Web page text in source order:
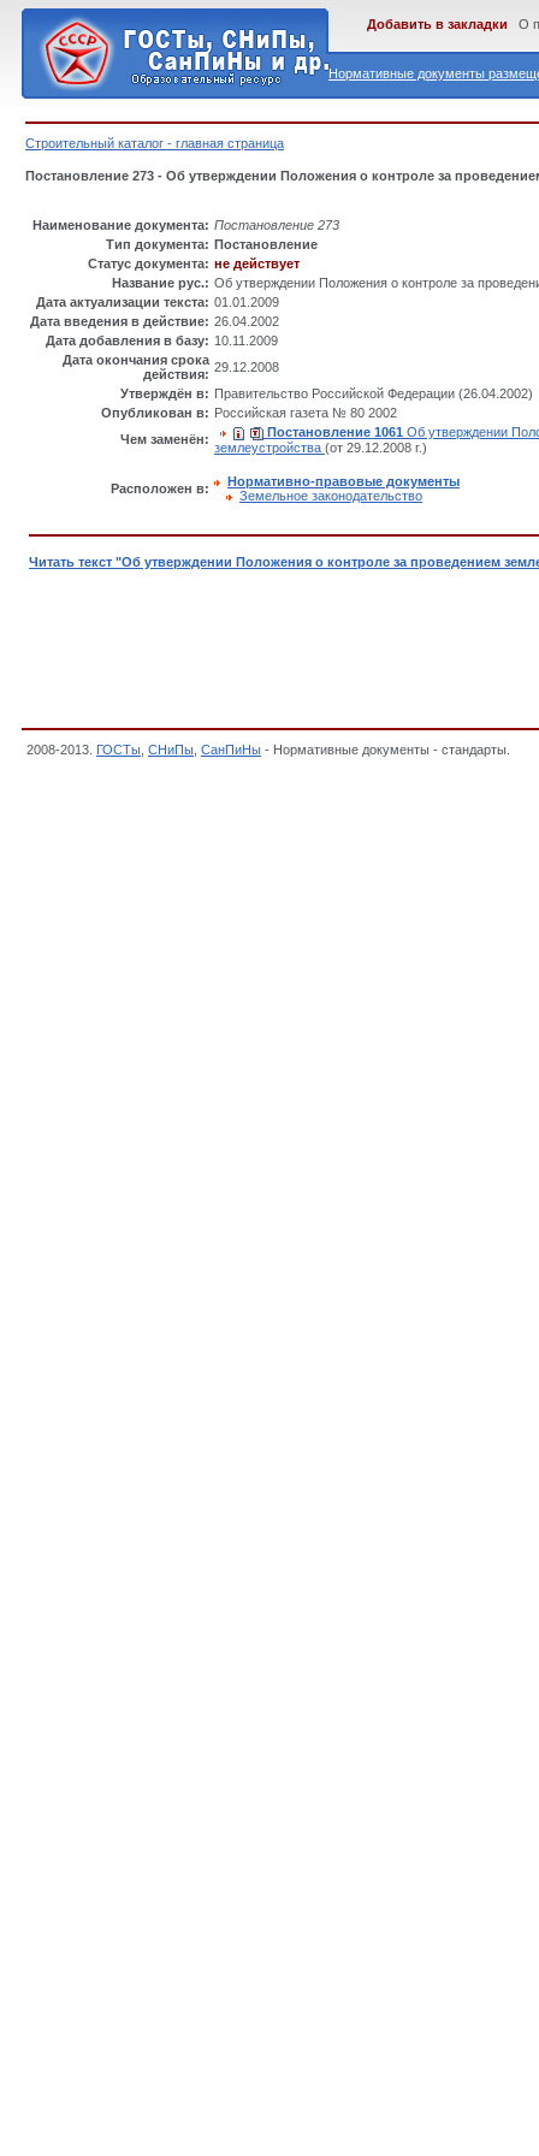
Нормативные документы
Добавить в закладки О
Строительный каталог - главная страница
Постановление 273 - Об утверждении Положения о контроле за
Наименование документа: Постановление 273
Тип документа: Постановление
Статус документа: не действует
Название рус.: Об утверждении Положения о контроле за
Дата актуализации текста: 01.01.2009
Дата введения в действие: 26.04.2002
Дата добавления в базу: 10.11.2009
Дата окончания срока
действия: 29.12.2008
Утверждён в: Правительство Российской Федеpации (26.04.2002)
Опубликован в: Российская газета № 80 2002
Чем заменён:
Постановление 1061 Об утверждении
землеустройства (от 29.12.2008 г.)
Расположен в:
Нормативно-правовые документы
Земельное законодательство
Читать текст "Об утверждении Положения о контроле за проведением
2008-2013. ГОСТы СНиПы СанПиНы - Нормативные документы - стандарты.